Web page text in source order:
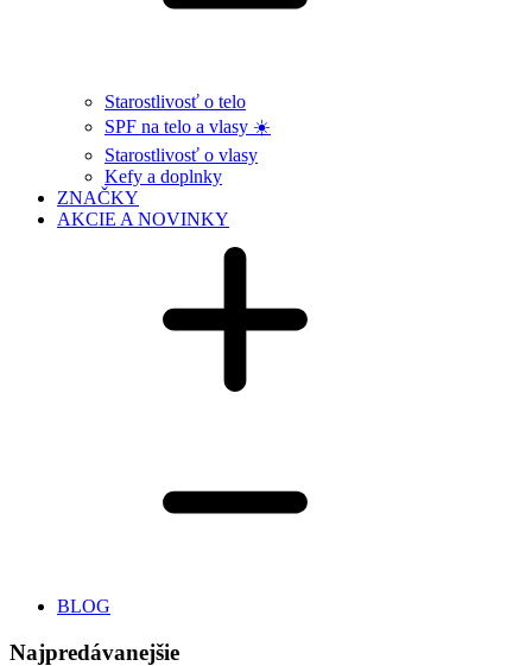
Starostlivosť o telo
SPF na telo a vlasy ☀️
Starostlivosť o vlasy
Kefy a doplnky
ZNAČKY
AKCIE A NOVINKY
BLOG
Najpredávanejšie